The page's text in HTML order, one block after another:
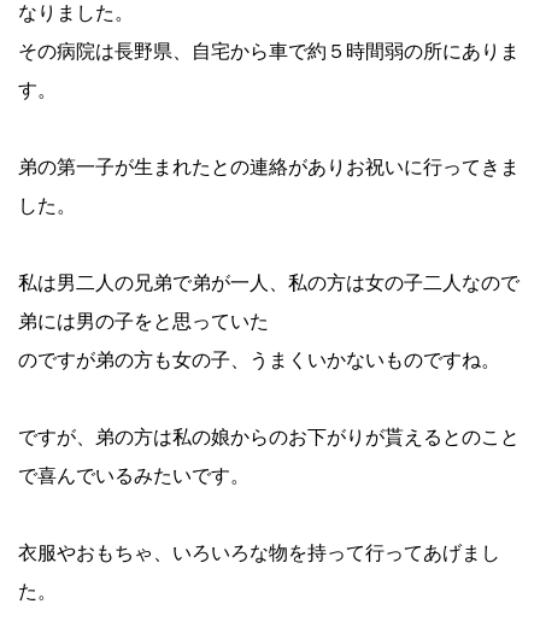
なりました。
その病院は長野県、自宅から車で約５時間弱の所にありま
す。
弟の第一子が生まれたとの連絡がありお祝いに行ってきま
した。
私は男二人の兄弟で弟が一人、私の方は女の子二人なので
弟には男の子をと思っていた
のですが弟の方も女の子、うまくいかないものですね。
ですが、弟の方は私の娘からのお下がりが貰えるとのこと
で喜んでいるみたいです。
衣服やおもちゃ、いろいろな物を持って行ってあげまし
た。